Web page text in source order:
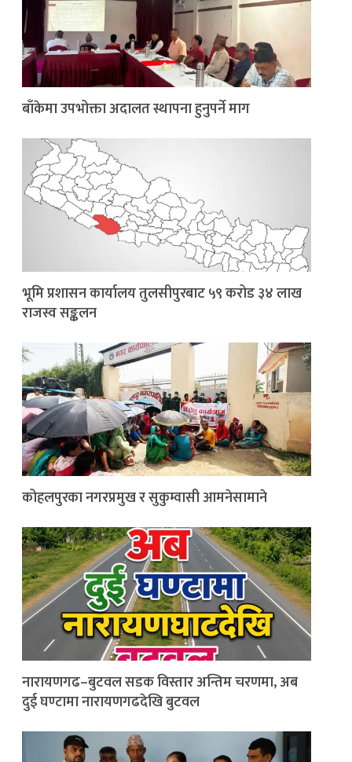
बाँकेमा उपभोक्ता अदालत स्थापना हुनुपर्ने माग
भूमि प्रशासन कार्यालय तुलसीपुरबाट ५९ करोड ३४ लाख
राजस्व सङ्कलन
कोहलपुरका नगरप्रमुख र सुकुम्वासी आमनेसामाने
नारायणगढ–बुटवल सडक विस्तार अन्तिम चरणमा, अब
दुई घण्टामा नारायणगढदेखि बुटवल